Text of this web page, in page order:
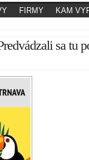
FIRMY KAM
sa tu
„pouličné
Mestského
organizáciou
StreeTT
tu medzi